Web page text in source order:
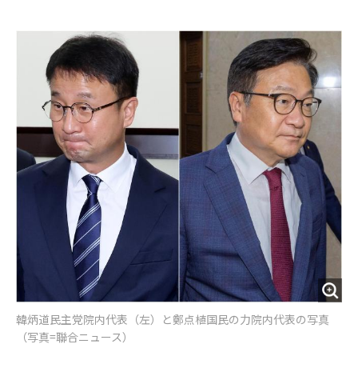
韓炳道民主党院内代表（左）と鄭点植国民の力院内代表の写真
（写真=聯合ニュース）